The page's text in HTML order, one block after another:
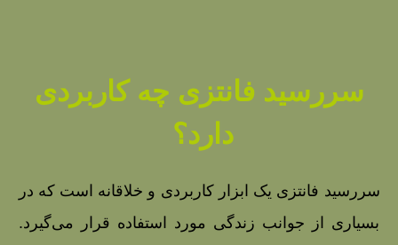
سررسید فانتزی چه کاربردی
دارد؟
سررسید فانتزی یک ابزار کاربردی و خلاقانه است که در
بسیاری از جوانب زندگی مورد استفاده قرار می‌گیرد.